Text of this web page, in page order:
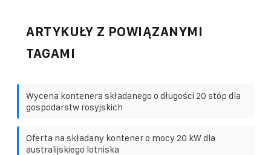
ARTYKUŁY Z POWIĄZANYMI
TAGAMI
Wycena kontenera składanego o długości 20 stóp dla
gospodarstw rosyjskich
Oferta na składany kontener o mocy 20 kW dla
australijskiego lotniska